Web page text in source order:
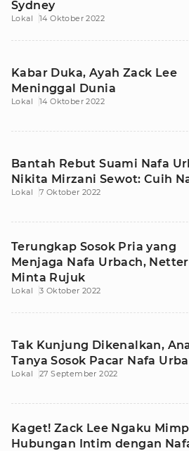
Sydney
Lokal 14 Oktober 2022
Kabar Duka, Ayah Zack Lee
Meninggal Dunia
Lokal 14 Oktober 2022
Bantah Rebut Suami Nafa
Nikita Mirzani Sewot: Cuih
Lokal 7 Oktober 2022
Terungkap Sosok Pria yang
Menjaga Nafa Urbach, Netter
Minta Rujuk
Lokal 3 Oktober 2022
Tak Kunjung Dikenalkan,
Tanya Sosok Pacar Nafa
Lokal 27 September 2022
Kaget! Zack Lee Ngaku
Hubungan Intim dengan